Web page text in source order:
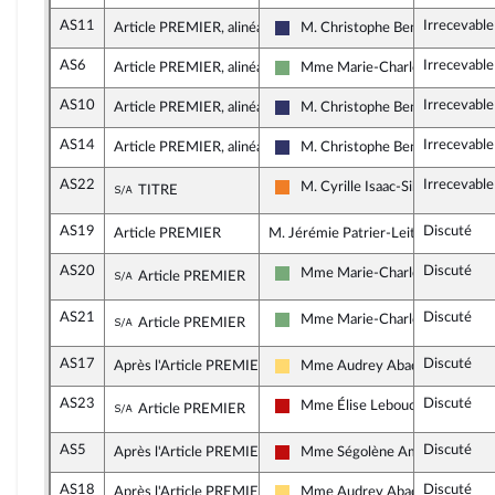
AS11 Article PREMIER, alinéa 2
Rassemblement National
M. Christophe Bentz
AS6 Article PREMIER, alinéa 2
Écologiste et Social
Mme Marie-Charlotte Garin
AS10 Article PREMIER, alinéa 2
Rassemblement National
M. Christophe Bentz
AS14 Article PREMIER, alinéa 2
Rassemblement National
M. Christophe Bentz
AS22 Sous-amendement de l'amendement n°AS13
TITRE Les Démocrates
M. Cyrille Isaac-SibilleIrrecevable
AS19 Article PREMIER M. Jérémie Patrier-Leitus,Discuté
AS20 Sous-amendement de l'amendement n°AS19
Article PREMIER Écologiste et Social
Mme Marie-Charlotte Garin
Discuté
AS21 Sous-amendement de l'amendement n°AS19
Article PREMIER Écologiste et Social
Mme Marie-Charlotte Garin
Discuté
AS17 Après l'Article PREMIER
Libertés, Indépendants, Outre-
Mme Audrey Abadie-Amiel
Discuté
AS23 Sous-amendement de l'amendement n°AS19
Article PREMIER La France insoumise - Nouveau
Mme Élise LeboucherDiscuté
AS5 Après l'Article PREMIER
La France insoumise - Nouveau
Mme Ségolène AmiotDiscuté
AS18 Après l'Article PREMIER Mme Audrey Abadie-Amiel
Discuté